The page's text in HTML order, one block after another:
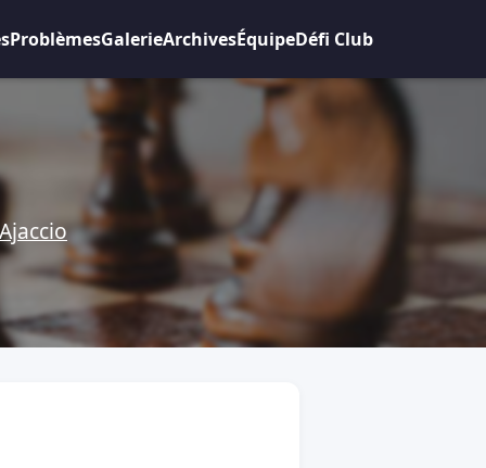
ProblèmesGalerieArchivesÉquipeDéfi Club